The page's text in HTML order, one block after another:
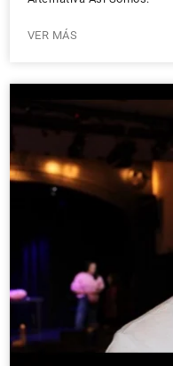
VER MÁS